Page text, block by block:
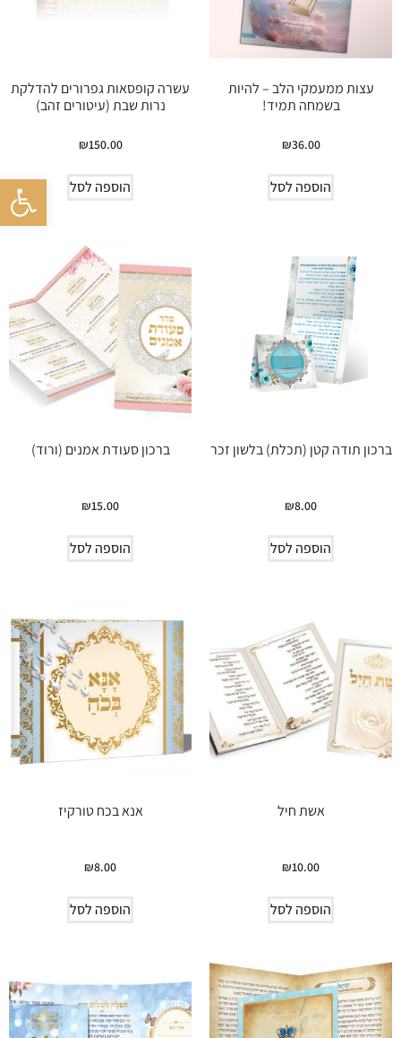
פתח
עצות ממעמקי הלב – להיות
בשמחה תמיד!
₪36.00
הוספה לסל
עשרה קופסאות גפרורים להדלקת
נרות שבת (עיטורים זהב)
₪150.00
הוספה לסל
ברכון תודה קטן (תכלת) בלשון זכר
₪8.00
הוספה לסל
ברכון סעודת אמנים (ורוד)
₪15.00
הוספה לסל
אשת חיל
₪10.00
הוספה לסל
אנא בכח טורקיז
₪8.00
הוספה לסל